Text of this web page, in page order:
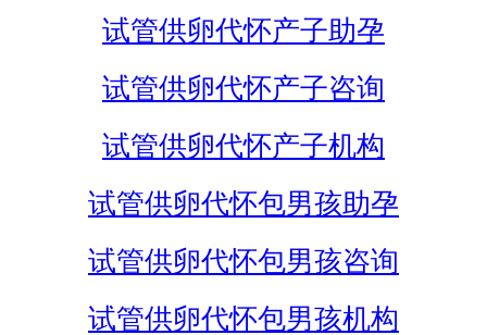
试管供卵代怀产子助孕
试管供卵代怀产子咨询
试管供卵代怀产子机构
试管供卵代怀包男孩助孕
试管供卵代怀包男孩咨询
试管供卵代怀包男孩机构